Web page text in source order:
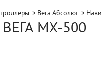
Вега Абсолют
МX-500